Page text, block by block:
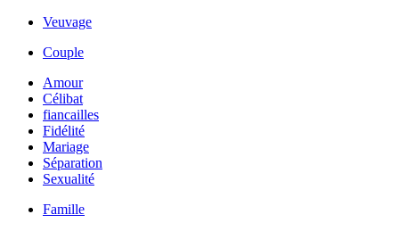
Veuvage
Couple
Amour
Célibat
fiancailles
Fidélité
Mariage
Séparation
Sexualité
Famille